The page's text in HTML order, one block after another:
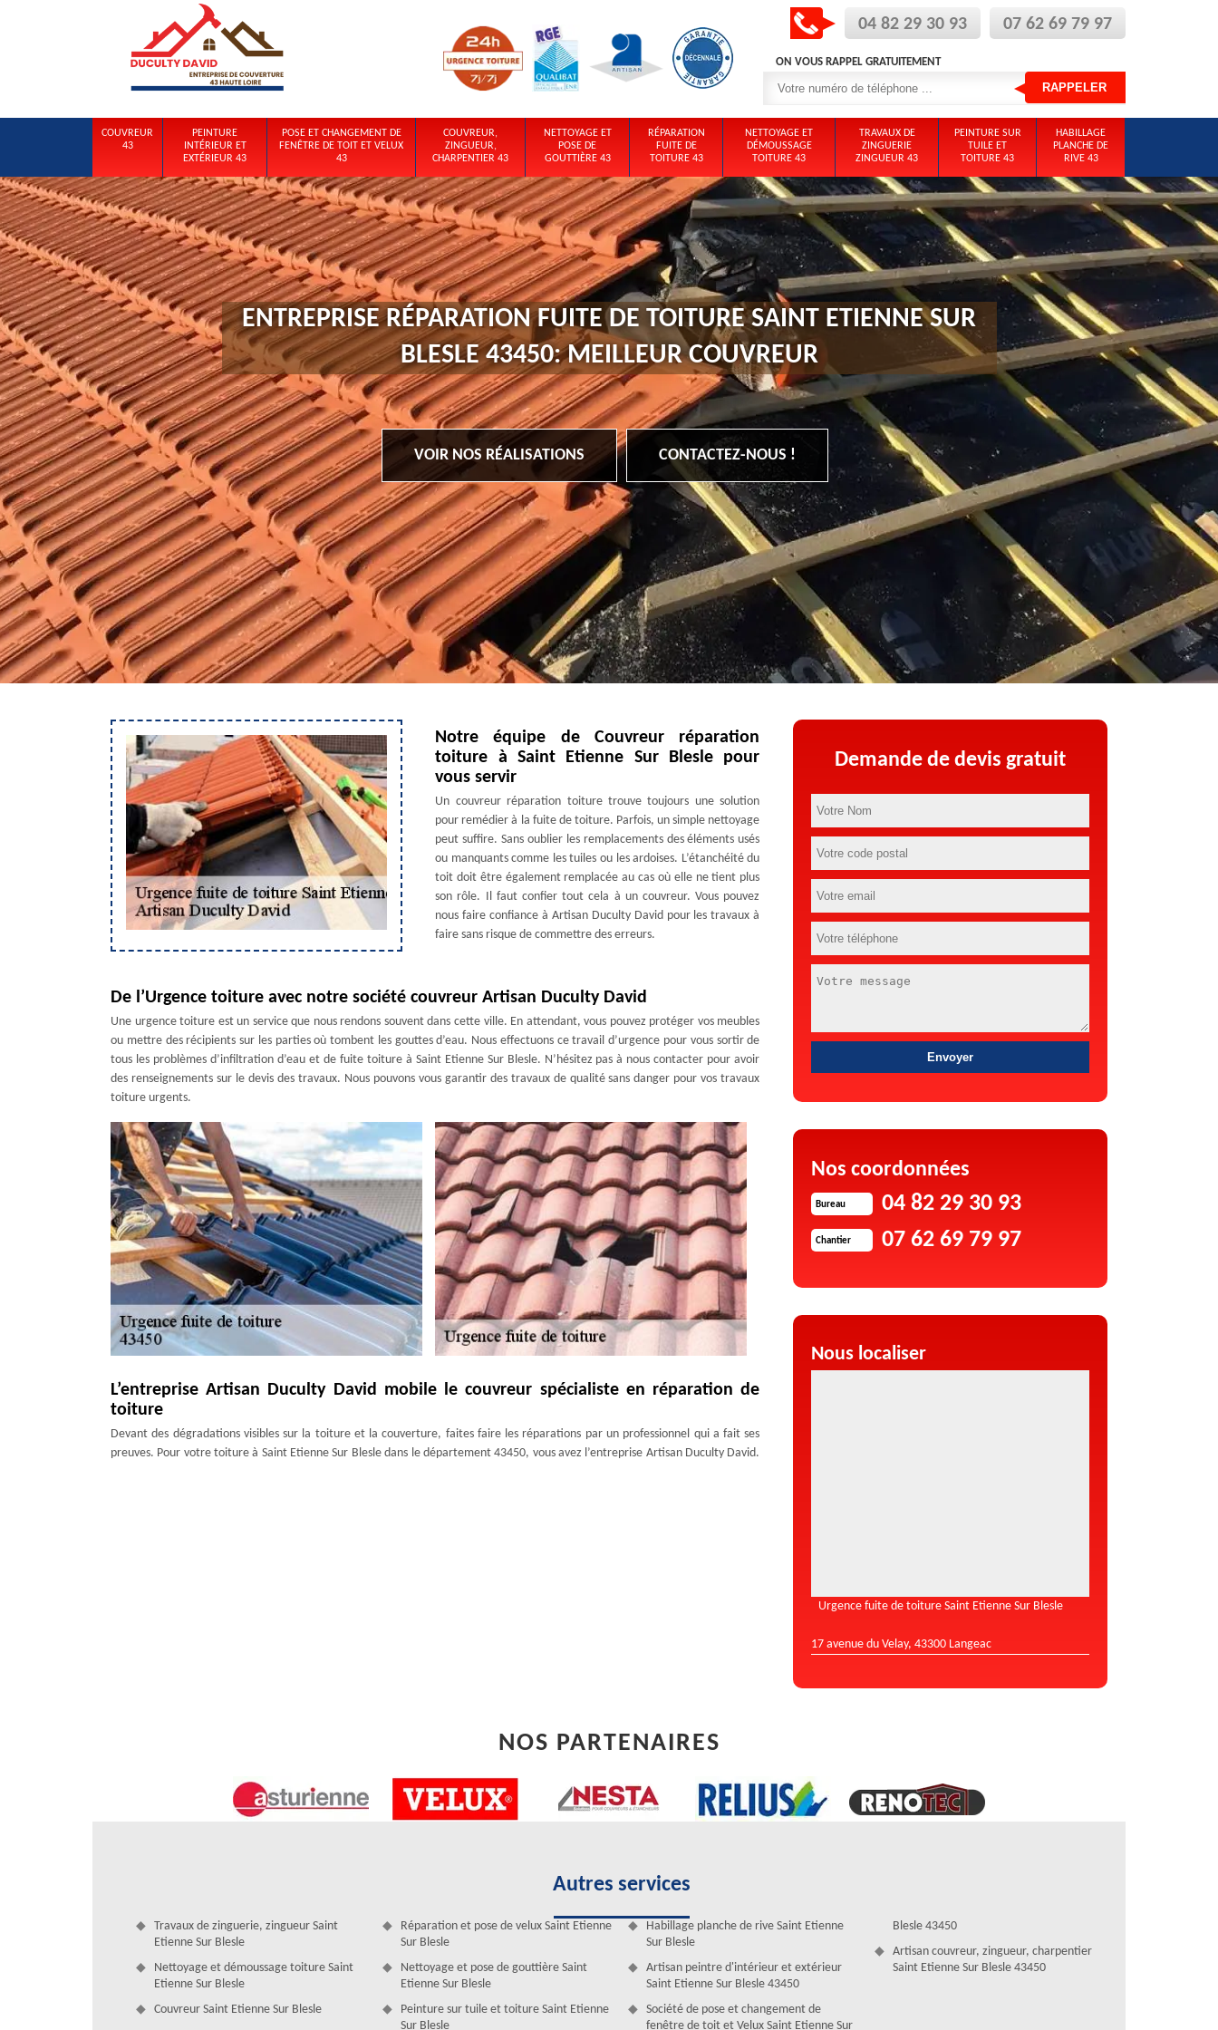
04 82 29 30 93 07 62 69 79 97
ON VOUS RAPPEL GRATUITEMENT
COUVREUR
43
PEINTURE
INTÉRIEUR ET
EXTÉRIEUR 43
POSE ET CHANGEMENT DE
FENÊTRE DE TOIT ET VELUX
43
COUVREUR,
ZINGUEUR,
CHARPENTIER 43
NETTOYAGE ET
POSE DE
GOUTTIÈRE 43
RÉPARATION
FUITE DE
TOITURE 43
NETTOYAGE ET
DÉMOUSSAGE
TOITURE 43
TRAVAUX DE
ZINGUERIE
ZINGUEUR 43
PEINTURE SUR
TUILE ET
TOITURE 43
HABILLAGE
PLANCHE DE
RIVE 43
ENTREPRISE RÉPARATION FUITE DE TOITURE SAINT ETIENNE SUR
BLESLE 43450: MEILLEUR COUVREUR
VOIR NOS RÉALISATIONS CONTACTEZ-NOUS !
Notre équipe de Couvreur réparation
toiture à Saint Etienne Sur Blesle pour
vous servir
Un couvreur réparation toiture trouve toujours une solution
pour remédier à la fuite de toiture. Parfois, un simple nettoyage
peut suffire. Sans oublier les remplacements des éléments usés
ou manquants comme les tuiles ou les ardoises. L’étanchéité du
toit doit être également remplacée au cas où elle ne tient plus
son rôle. Il faut confier tout cela à un couvreur. Vous pouvez
nous faire confiance à Artisan Duculty David pour les travaux à
faire sans risque de commettre des erreurs.
De l’Urgence toiture avec notre société couvreur Artisan Duculty David
Une urgence toiture est un service que nous rendons souvent dans cette ville. En attendant, vous pouvez protéger vos meubles
ou mettre des récipients sur les parties où tombent les gouttes d’eau. Nous effectuons ce travail d’urgence pour vous sortir de
tous les problèmes d’infiltration d’eau et de fuite toiture à Saint Etienne Sur Blesle. N’hésitez pas à nous contacter pour avoir
des renseignements sur le devis des travaux. Nous pouvons vous garantir des travaux de qualité sans danger pour vos travaux
toiture urgents.
L’entreprise Artisan Duculty David mobile le couvreur spécialiste en réparation de
toiture
Devant des dégradations visibles sur la toiture et la couverture, faites faire les réparations par un professionnel qui a fait ses
preuves. Pour votre toiture à Saint Etienne Sur Blesle dans le département 43450, vous avez l’entreprise Artisan Duculty David.
Notre entreprise Artisan Duculty David excelle en recherche de l’origine de la fuite de
Notre entreprise Artisan Duculty David excelle dans les travaux de recherche de l’origine d’une fuite de toiture. Nos
trouver rapidement l’origine de la fuite de toiture. Ils savent rechercher les origines de la fuite de toiture sur toutes formes de
Demande de devis gratuit
Nos coordonnées
Bureau 04 82 29 30 93
Chantier 07 62 69 79 97
Nous localiser
Urgence fuite de toiture Saint Etienne Sur Blesle
17 avenue du Velay, 43300 Langeac
NOS PARTENAIRES
Autres services
Travaux de zinguerie, zingueur Saint
Etienne Sur Blesle
Nettoyage et démoussage toiture Saint
Etienne Sur Blesle
Couvreur Saint Etienne Sur Blesle
Réparation et pose de velux Saint Etienne
Sur Blesle
Nettoyage et pose de gouttière Saint
Etienne Sur Blesle
Peinture sur tuile et toiture Saint Etienne
Sur Blesle
Habillage planche de rive Saint Etienne
Sur Blesle
Artisan peintre d'intérieur et extérieur
Saint Etienne Sur Blesle 43450
Société de pose et changement de
fenêtre de toit et Velux Saint Etienne Sur
Blesle 43450
Artisan couvreur, zingueur, charpentier
Saint Etienne Sur Blesle 43450